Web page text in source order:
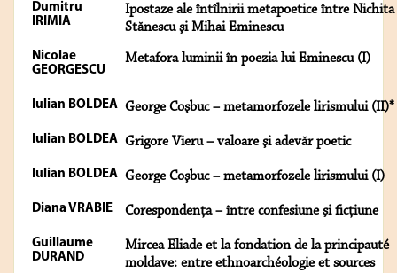
Dumitru
IRIMIA
Ipostaze ale întîlnirii metapoetice între Nichita
Stănescu şi Mihai Eminescu
Nicolae
GEORGESCU
Metafora luminii în poezia lui Eminescu (I)
Iulian BOLDEA George Coşbuc – metamorfozele lirismului (II)*
Iulian BOLDEA Grigore Vieru – valoare şi adevăr poetic
Iulian BOLDEA George Coşbuc – metamorfozele lirismului (I)
Diana VRABIE Corespondenţa – între confesiune şi ficţiune
Guillaume
DURAND
Mircea Eliade et la fondation de la principauté
moldave: entre ethnoarchéologie et sources